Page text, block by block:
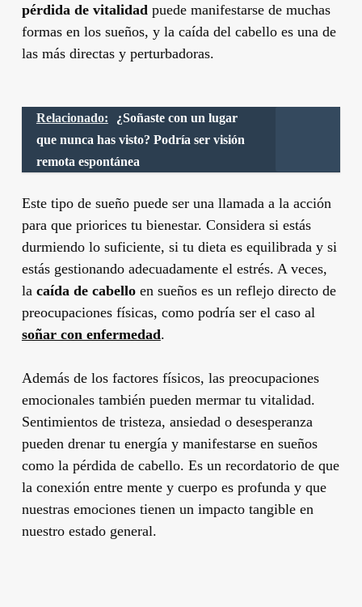
pérdida de vitalidad puede manifestarse de muchas
formas en los sueños, y la caída del cabello es una de
las más directas y perturbadoras.
Relacionado:
¿Soñaste con un lugar
que nunca has visto? Podría ser visión
remota espontánea
Este tipo de sueño puede ser una llamada a la acción
para que priorices tu bienestar. Considera si estás
durmiendo lo suficiente, si tu dieta es equilibrada y si
estás gestionando adecuadamente el estrés. A veces,
la caída de cabelloen sueños es un reflejo directo de
preocupaciones físicas, como podría ser el caso al
soñar con enfermedad.
Además de los factores físicos, las preocupaciones
emocionales también pueden mermar tu vitalidad.
Sentimientos de tristeza, ansiedad o desesperanza
pueden drenar tu energía y manifestarse en sueños
como la pérdida de cabello. Es un recordatorio de que
la conexión entre mente y cuerpo es profunda y que
nuestras emociones tienen un impacto tangible en
nuestro estado general.